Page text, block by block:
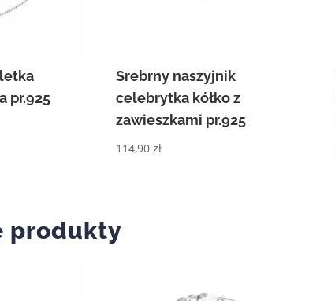
pr.925
Srebrny naszyjnik
celebrytka kółko z
zawieszkami pr.925
114,90zł
produkty